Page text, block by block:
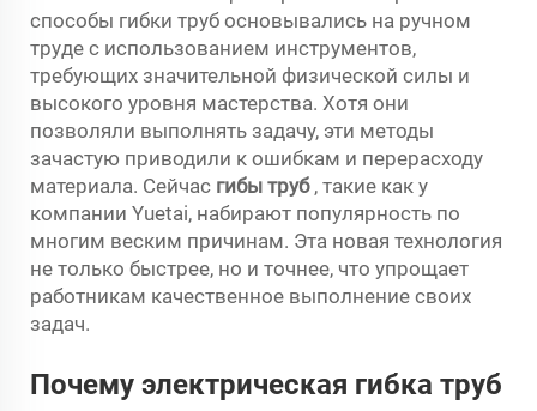
способы гибки труб основывались на ручном
труде с использованием инструментов,
требующих значительной физической силы и
высокого уровня мастерства. Хотя они
позволяли выполнять задачу, эти методы
зачастую приводили к ошибкам и перерасходу
материала. Сейчас гибы труб , такие как у
компании Yuetai, набирают популярность по
многим веским причинам. Эта новая технология
не только быстрее, но и точнее, что упрощает
работникам качественное выполнение своих
задач.
Почему электрическая гибка труб